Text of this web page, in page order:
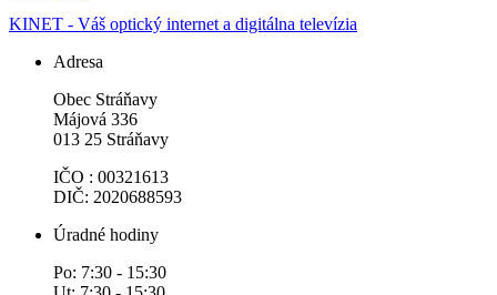
KINET - Váš optický internet a digitálna televízia
Adresa
Obec Stráňavy
Májová 336
013 25 Stráňavy
IČO : 00321613
DIČ: 2020688593
Úradné hodiny
Po: 7:30 - 15:30